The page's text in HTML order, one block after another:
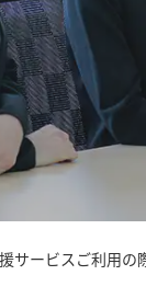
サービスご利用の